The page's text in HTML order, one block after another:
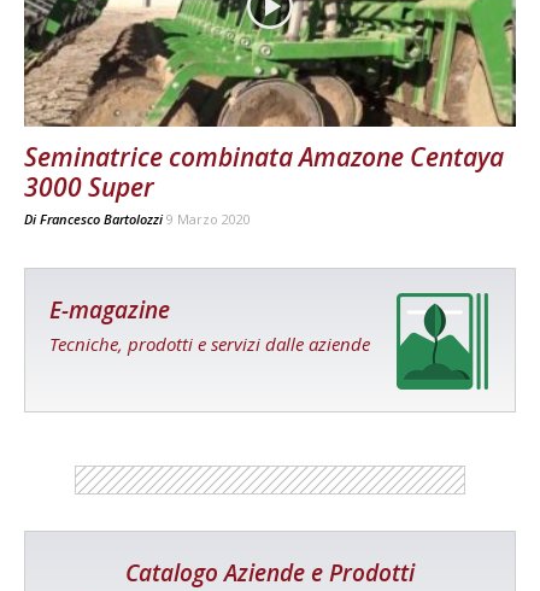
Seminatrice combinata Amazone Centaya
3000 Super
Di Francesco Bartolozzi 9 Marzo 2020
E-magazine
Tecniche, prodotti e servizi dalle aziende
Catalogo Aziende e Prodotti